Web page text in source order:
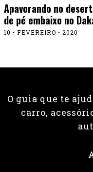
Apavorando no
de pé embaixo no
10 • FEVEREIRO • 2020
O guia que te
carro,